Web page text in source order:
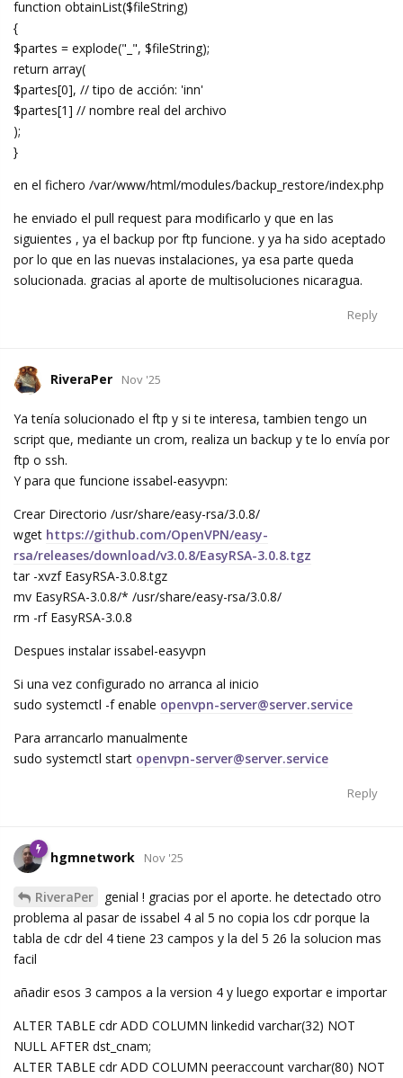
function obtainList($fileString)
{
$partes = explode("_", $fileString);
return array(
$partes[0], // tipo de acción: 'inn'
$partes[1] // nombre real del archivo
);
}
en el fichero /var/www/html/modules/backup_restore/index.php
he enviado el pull request para modificarlo y que en las
siguientes , ya el backup por ftp funcione. y ya ha sido aceptado
por lo que en las nuevas instalaciones, ya esa parte queda
solucionada. gracias al aporte de multisoluciones nicaragua.
Reply
RiveraPer Nov '25
Ya tenía solucionado el ftp y si te interesa, tambien tengo un
script que, mediante un crom, realiza un backup y te lo envía por
ftp o ssh.
Y para que funcione issabel-easyvpn:
Crear Directorio /usr/share/easy-rsa/3.0.8/
wget https://github.com/OpenVPN/easy-
rsa/releases/download/v3.0.8/EasyRSA-3.0.8.tgz
tar -xvzf EasyRSA-3.0.8.tgz
mv EasyRSA-3.0.8/* /usr/share/easy-rsa/3.0.8/
rm -rf EasyRSA-3.0.8
Despues instalar issabel-easyvpn
Si una vez configurado no arranca al inicio
sudo systemctl -f enable openvpn-server@server.service
Para arrancarlo manualmente
sudo systemctl start openvpn-server@server.service
Reply
hgmnetwork Nov '25
RiveraPer
genial ! gracias por el aporte. he detectado otro
problema al pasar de issabel 4 al 5 no copia los cdr porque la
tabla de cdr del 4 tiene 23 campos y la del 5 26 la solucion mas
facil
añadir esos 3 campos a la version 4 y luego exportar e importar
ALTER TABLE cdr ADD COLUMN linkedid varchar(32) NOT
NULL AFTER dst_cnam;
ALTER TABLE cdr ADD COLUMN peeraccount varchar(80) NOT